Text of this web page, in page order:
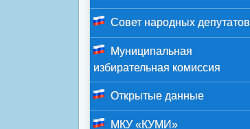
Совет народных депутатов
Муниципальная
избирательная комиссия
Открытые данные
МКУ «КУМИ»